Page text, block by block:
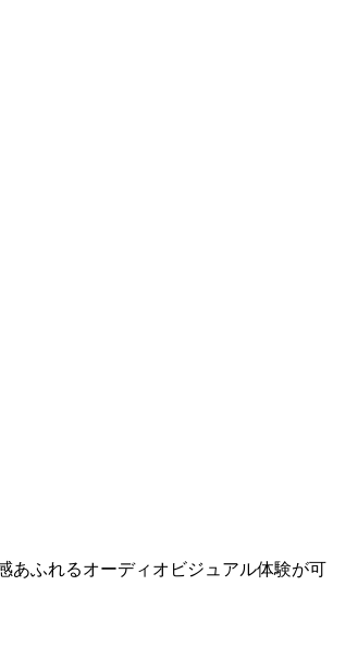
あふれるオーディオビジュアル体験が可